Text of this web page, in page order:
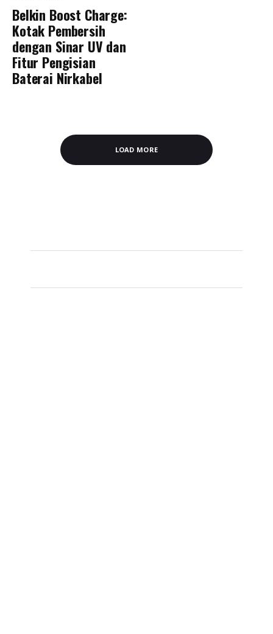
Belkin Boost Charge:
Kotak Pembersih
dengan Sinar UV dan
Fitur Pengisian
Baterai Nirkabel
LOAD MORE